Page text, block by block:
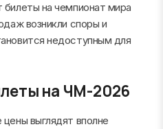
билеты на чемпионат мира
возникли споры и
недоступным для
на ЧМ-2026
выглядят вполне